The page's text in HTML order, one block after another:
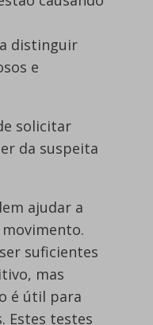
distinguir
e
solicitar
da suspeita
ajudar a
suficientes
mas
é útil para
Estes testes